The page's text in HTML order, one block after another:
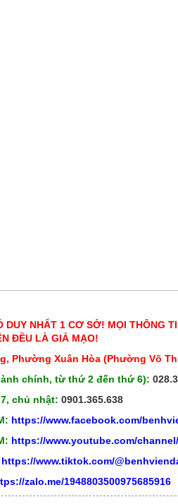
DUY NHẤT 1 CƠ SỞ! MỌI THÔNG
ĐỀU LÀ GIẢ MẠO!
Phường Xuân Hòa (Phường Võ Thị
chính, từ thứ 2 đến thứ 6):
chủ nhật: 0901.365.638
https://www.facebook.com/
https://www.youtube.com/channel/
https://www.tiktok.com/
zalo.me/1948803500975685916